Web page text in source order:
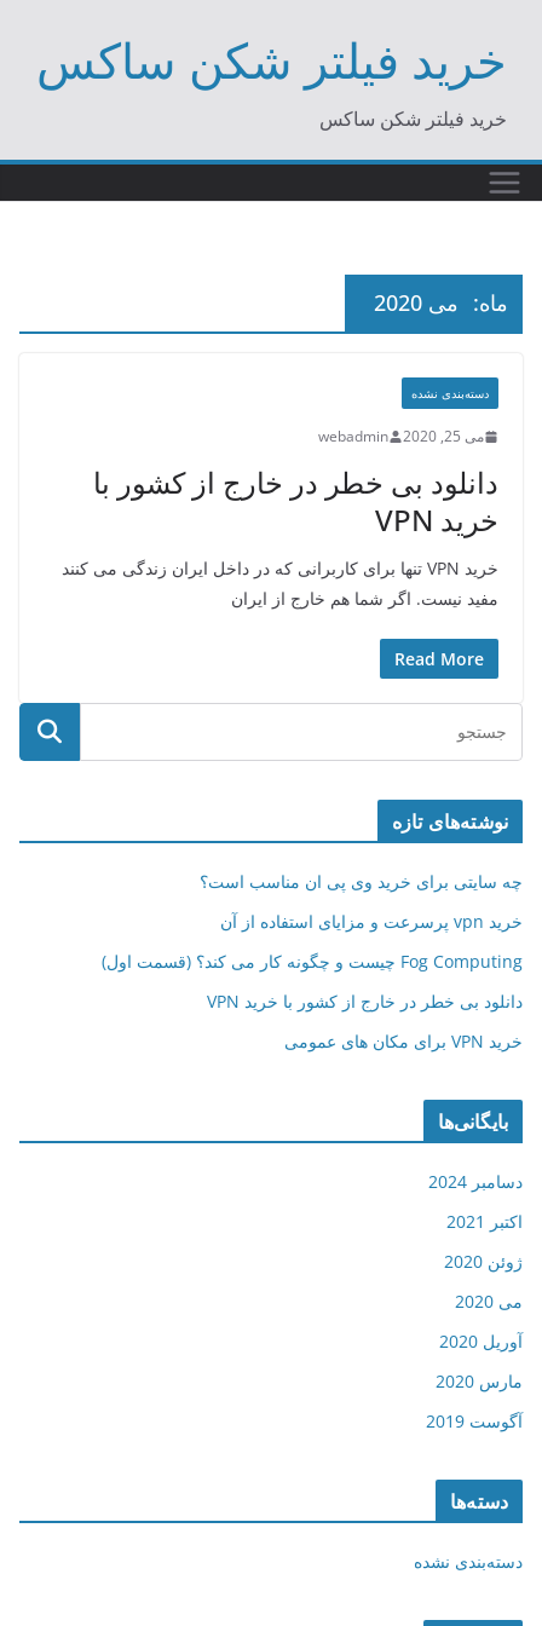
contentخرید فیلتر شکن ساکس
خرید فیلتر شکن ساکس
ماه: می 2020
دسته‌بندی نشده
می 25, 2020 webadmin
دانلود بی خطر در خارج از کشور با
خرید VPN
خرید VPN تنها برای کاربرانی که در داخل ایران زندگی می کنند
مفید نیست. اگر شما هم خارج از ایران
Read More
نوشته‌های تازه
چه سایتی برای خرید وی پی ان مناسب است؟
خرید vpn پرسرعت و مزایای استفاده از آن
Fog Computing چیست و چگونه کار می کند؟ (قسمت اول)
دانلود بی خطر در خارج از کشور با خرید VPN
خرید VPN برای مکان های عمومی
بایگانی‌ها
دسامبر 2024
اکتبر 2021
ژوئن 2020
می 2020
آوریل 2020
مارس 2020
آگوست 2019
دسته‌ها
دسته‌بندی نشده